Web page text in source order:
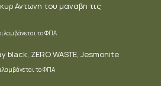
Αντωνη του μαναβη τις
το ΦΠΑ
black, ZERO WASTE, Jesmonite
το ΦΠΑ